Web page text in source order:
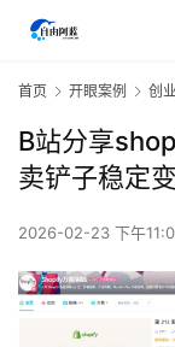
首页 开眼案例 创
B站分享
卖铲子稳定
2026-02-23 下午